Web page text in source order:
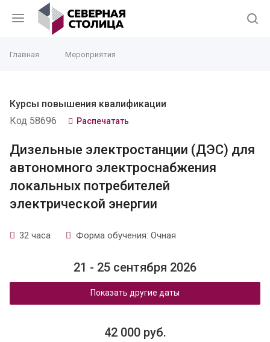
Главная Мероприятия
Курсы повышения квалификации
Код 58696
Распечатать
Дизельные электростанции (ДЭС) для
автономного электроснабжения
локальных потребителей
электрической энергии
32 часа Форма обучения: Очная
21 - 25 сентября 2026
Показать другие даты
42 000 руб.